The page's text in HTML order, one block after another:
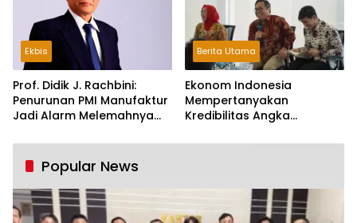
Ekbis
Prof. Didik J. Rachbini:
Penurunan PMI Manufaktur
Jadi Alarm Melemahnya
Berita Utama
Ekonom Indonesia
Mempertanyakan
Kredibilitas Angka
Tumbuh Tapi Rapuh
Popular News